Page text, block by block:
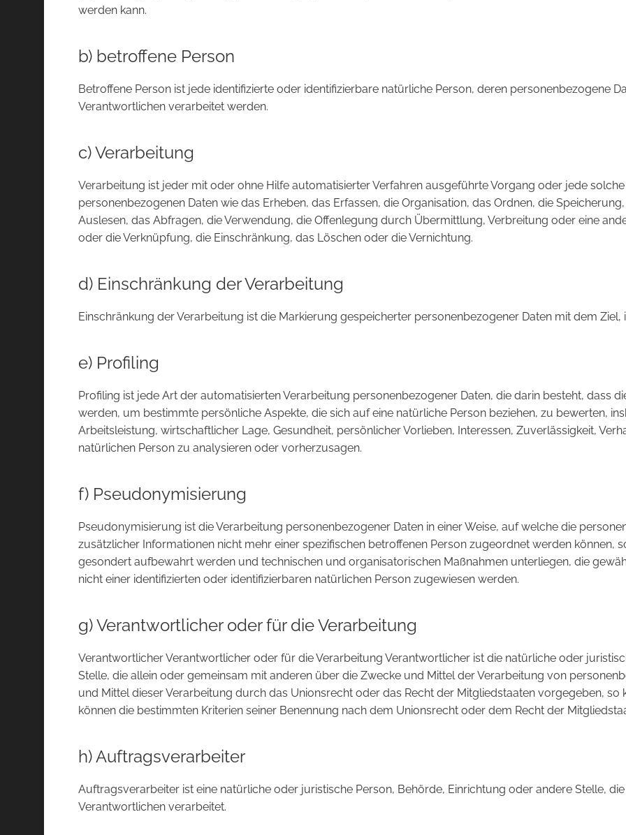
werden kann.
b) betroffene Person
Betroffene Person ist jede identifizierte oder identifizierbare natürliche Person, deren personenbezogene
Verantwortlichen verarbeitet werden.
c) Verarbeitung
Verarbeitung ist jeder mit oder ohne Hilfe automatisierter Verfahren ausgeführte Vorgang oder jede
personenbezogenen Daten wie das Erheben, das Erfassen, die Organisation, das Ordnen, die
Auslesen, das Abfragen, die Verwendung, die Offenlegung durch Übermittlung, Verbreitung oder eine
oder die Verknüpfung, die Einschränkung, das Löschen oder die Vernichtung.
d) Einschränkung der Verarbeitung
Einschränkung der Verarbeitung ist die Markierung gespeicherter personenbezogener Daten mit dem
e) Profiling
Profiling ist jede Art der automatisierten Verarbeitung personenbezogener Daten, die darin besteht, dass
werden, um bestimmte persönliche Aspekte, die sich auf eine natürliche Person beziehen, zu bewerten,
Arbeitsleistung, wirtschaftlicher Lage, Gesundheit, persönlicher Vorlieben, Interessen, Zuverlässigkeit,
natürlichen Person zu analysieren oder vorherzusagen.
f) Pseudonymisierung
Pseudonymisierung ist die Verarbeitung personenbezogener Daten in einer Weise, auf welche die
zusätzlicher Informationen nicht mehr einer spezifischen betroffenen Person zugeordnet werden können,
gesondert aufbewahrt werden und technischen und organisatorischen Maßnahmen unterliegen, die
nicht einer identifizierten oder identifizierbaren natürlichen Person zugewiesen werden.
g) Verantwortlicher oder für die Verarbeitung
Verantwortlicher Verantwortlicher oder für die Verarbeitung Verantwortlicher ist die natürliche oder
Stelle, die allein oder gemeinsam mit anderen über die Zwecke und Mittel der Verarbeitung von
und Mittel dieser Verarbeitung durch das Unionsrecht oder das Recht der Mitgliedstaaten vorgegeben,
können die bestimmten Kriterien seiner Benennung nach dem Unionsrecht oder dem Recht der
h) Auftragsverarbeiter
Auftragsverarbeiter ist eine natürliche oder juristische Person, Behörde, Einrichtung oder andere Stelle,
Verantwortlichen verarbeitet.